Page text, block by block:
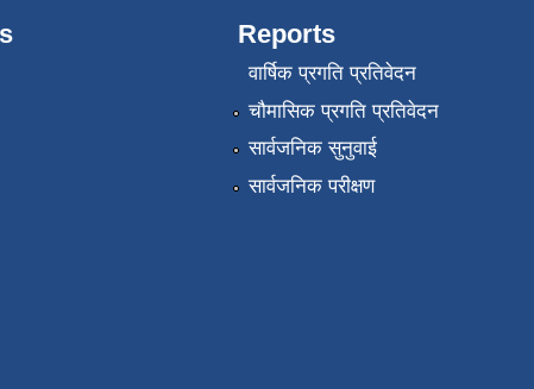
Reports
वार्षिक प्रगति प्रतिवेदन
चौमासिक प्रगति प्रतिवेदन
सार्वजनिक सुनुवाई
सार्वजनिक परीक्षण